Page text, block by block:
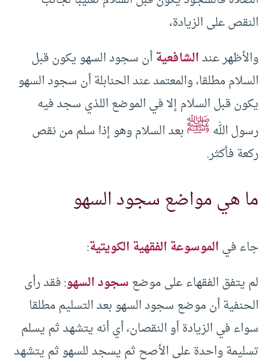
النقص على الزيادة،
والأظهر عندالشافعيةأن سجود السهو يكون قبل
السلام مطلقا، والمعتمد عند الحنابلة أن سجود السهو
يكون قبل السلام إلا في الموضع اللذي سجد فيه
رسول اللهﷺبعد السلام وهو إذا سلم من نقص
ركعة فأكثر.
ما هي مواضع سجود السهو
جاء فيالموسوعة الفقهية الكويتية:
لم يتفق الفقهاء على موضعسجود السهو: فقد رأى
الحنفية أن موضع سجود السهو بعد التسليم مطلقا
سواء في الزيادة أو النقصان، أي أنه يتشهد ثم يسلم
تسليمة واحدة على الأصح ثم يسجد للسهو ثم يتشهد